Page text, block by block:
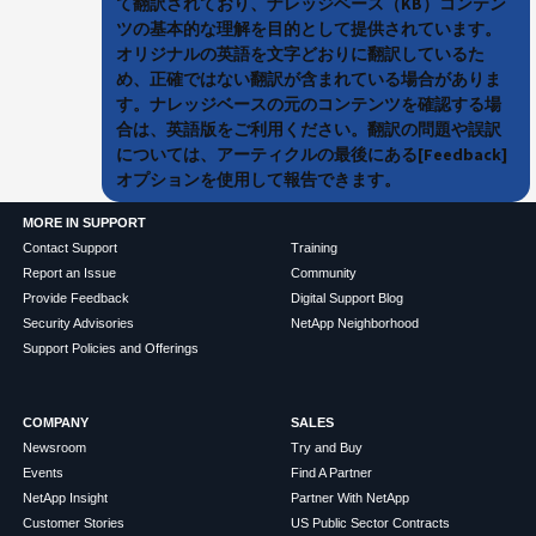
ツの基本的な理解を目的として提供されています。
オリジナルの英語を文字どおりに翻訳しているた
め、正確ではない翻訳が含まれている場合がありま
す。ナレッジベースの元のコンテンツを確認する場
合は、英語版をご利用ください。翻訳の問題や誤訳
については、アーティクルの最後にある[Feedback]
オプションを使用して報告できます。
MORE IN SUPPORT
Contact Support
Report an Issue
Provide Feedback
Security Advisories
Support Policies and Offerings
Training
Community
Digital Support Blog
NetApp Neighborhood
COMPANY
Newsroom
Events
NetApp Insight
Customer Stories
SALES
Try and Buy
Find A Partner
Partner With NetApp
US Public Sector Contracts